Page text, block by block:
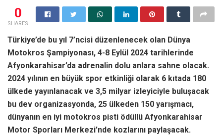
0
SHARES
Türkiye’de bu yıl 7’ncisi düzenlenecek olan Dünya
Motokros Şampiyonası, 4-8 Eylül 2024 tarihlerinde
Afyonkarahisar’da adrenalin dolu anlara sahne olacak.
2024 yılının en büyük spor etkinliği olarak 6 kıtada 180
ülkede yayınlanacak ve 3,5 milyar izleyiciyle buluşacak
bu dev organizasyonda, 25 ülkeden 150 yarışmacı,
dünyanın en iyi motokros pisti ödüllü Afyonkarahisar
Motor Sporları Merkezi’nde kozlarını paylaşacak.